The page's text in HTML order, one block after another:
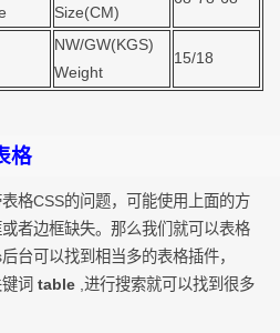
Size(CM)
NW/GW(KGS)
Weight
15/18
格
格CSS的问题，可能使用上面的方
者边框缺失。那么我们就可以表格
台可以找到相当多的表格插件，
词 table ,进行搜索就可以找到很多